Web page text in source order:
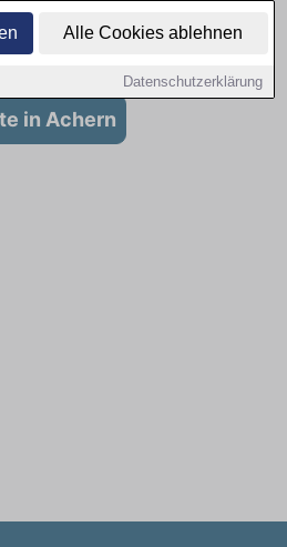
Alle Cookies ablehnen
Datenschutzerklärung
für Ausbildung
in Achern